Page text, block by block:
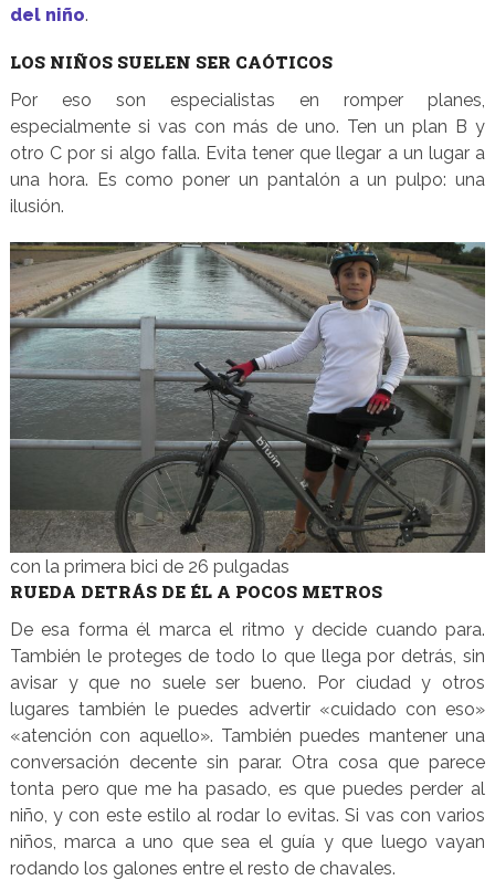
del niño.
LOS NIÑOS SUELEN SER CAÓTICOS
Por eso son especialistas en romper planes,
especialmente si vas con más de uno. Ten un plan B y
otro C por si algo falla. Evita tener que llegar a un lugar a
una hora. Es como poner un pantalón a un pulpo: una
ilusión.
con la primera bici de 26 pulgadas
RUEDA DETRÁS DE ÉL A POCOS METROS
De esa forma él marca el ritmo y decide cuando para.
También le proteges de todo lo que llega por detrás, sin
avisar y que no suele ser bueno. Por ciudad y otros
lugares también le puedes advertir «cuidado con eso»
«atención con aquello». También puedes mantener una
conversación decente sin parar. Otra cosa que parece
tonta pero que me ha pasado, es que puedes perder al
niño, y con este estilo al rodar lo evitas. Si vas con varios
niños, marca a uno que sea el guía y que luego vayan
rodando los galones entre el resto de chavales.